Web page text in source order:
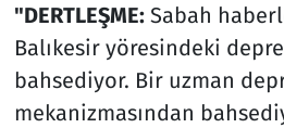
"DERTLEŞME: Sabah
Balıkesir yöresindeki
bahsediyor. Bir uzman
mekanizmasından